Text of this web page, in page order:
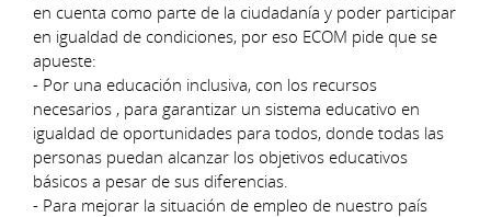
en cuenta como parte de la ciudadanía y poder participar
en igualdad de condiciones, por eso ECOM pide que se
apueste:
- Por una educación inclusiva, con los recursos
necesarios , para garantizar un sistema educativo en
igualdad de oportunidades para todos, donde todas las
personas puedan alcanzar los objetivos educativos
básicos a pesar de sus diferencias.
- Para mejorar la situación de empleo de nuestro país